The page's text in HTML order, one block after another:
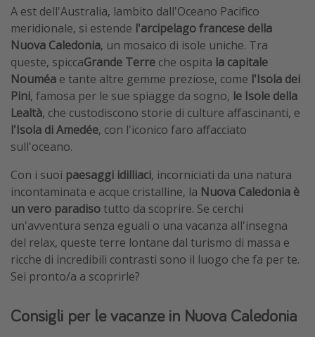
Vacanze all inclusive
Vacanze estate 2026
Vacanze di Pasqua 2026
Last minute capodanno
Vacanze con bambini
Vacanze al mare
Viaggi per single
Altri argomenti
Travel magazine
Calendario di viaggio
Festività del 2026
Città più visitate
A est dell'Australia, lambito dall'Oceano Pacifico
meridionale, si estende l'arcipelago francese della
Nuova Caledonia, un mosaico di isole uniche. Tra
queste, spiccaGrande Terre che ospita la capitale
Nouméa e tante altre gemme preziose, come l'Isola dei
Pini, famosa per le sue spiagge da sogno, le Isole della
Lealtà, che custodiscono storie di culture affascinanti, e
l'Isola di Amedée, con l'iconico faro affacciato
sull'oceano.
Con i suoi paesaggi idilliaci, incorniciati da una natura
incontaminata e acque cristalline, la Nuova Caledonia è
un vero paradiso tutto da scoprire. Se cerchi
un'avventura senza eguali o una vacanza all'insegna
del relax, queste terre lontane dal turismo di massa e
ricche di incredibili contrasti sono il luogo che fa per te.
Sei pronto/a a scoprirle?
Consigli per le vacanze in Nuova Caledonia